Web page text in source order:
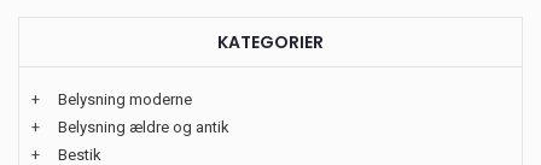
KATEGORIER
+
Belysning moderne
+
Belysning ældre og antik
+
Bestik